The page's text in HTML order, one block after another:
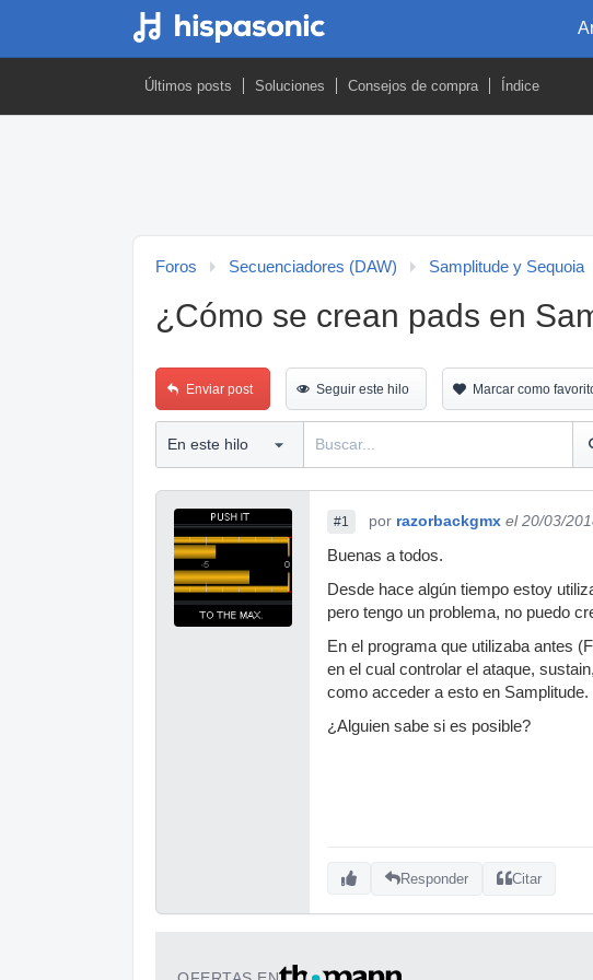
Últimos posts Soluciones Consejos de compra Índice
Foros Secuenciadores (DAW) Samplitude y Sequoia
¿Cómo se crean pads en
Enviar post Seguir este hilo Marcar como
#1 por razorbackgmx el 20/03/
Buenas a todos.
Desde hace algún tiempo estoy
pero tengo un problema, no puedo
En el programa que utilizaba antes
en el cual controlar el ataque,
como acceder a esto en Samplitude.
¿Alguien sabe si es posible?
Responder Citar